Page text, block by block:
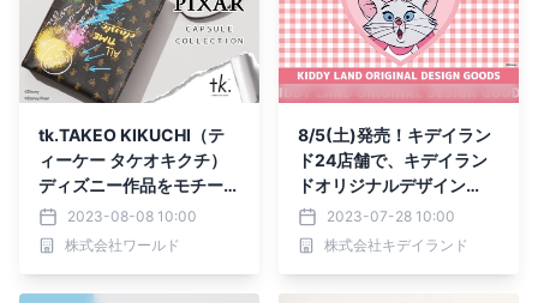
tk.TAKEO KIKUCHI（テ
ィーケー タケオキクチ）
ディズニー作品をモチーフ
にしたカプセルコレクショ
ン商品の第2弾を 8月10日
（木）より発売
2023-08-08 10:00
株式会社ワールド
8/5(土)発売！キデイラン
ド24店舗で、キデイラン
ドオリジナルデザイン
『おしゃれキャット』マリ
ー新商品！！
2023-07-28 10:00
株式会社キデイランド